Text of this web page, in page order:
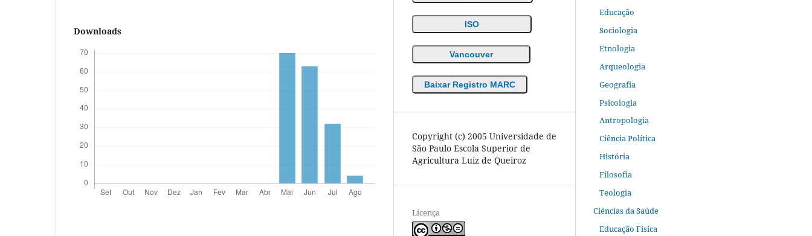
Downloads
ISO
Vancouver
Baixar Registro MARC
Copyright (c) 2005 Universidade de
São Paulo Escola Superior de
Agricultura Luiz de Queiroz
Licença
Educação
Sociologia
Etnologia
Arqueologia
Geografia
Psicologia
Antropologia
Ciência Política
História
Filosofia
Teologia
Ciências da Saúde
Educação Física